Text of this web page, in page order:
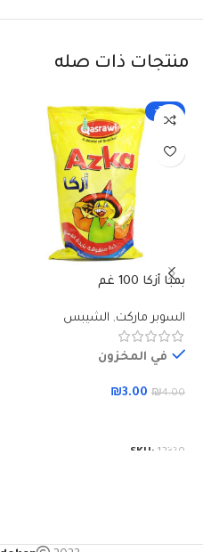
منتجات ذات صله
-25%
بمبا أزكا 100 غم
السوبر ماركت, الشيبس
في المخزون
₪4.00
₪3.00
SKU: 12370